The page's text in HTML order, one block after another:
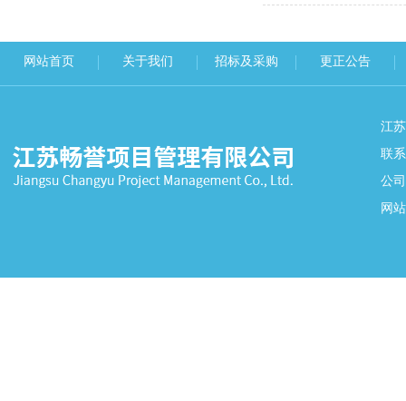
网站首页 关于我们 招标及采购 更正公告
江
联
公
网